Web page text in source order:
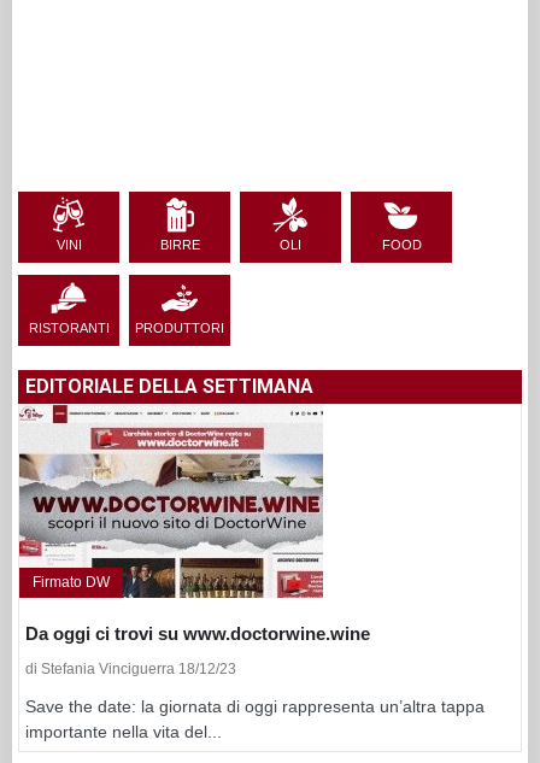
VINI BIRRE OLI FOOD
RISTORANTI PRODUTTORI
EDITORIALE DELLA SETTIMANA
Firmato DW
Da oggi ci trovi su www.doctorwine.wine
di Stefania Vinciguerra 18/12/23
Save the date: la giornata di oggi rappresenta un’altra tappa
importante nella vita del...